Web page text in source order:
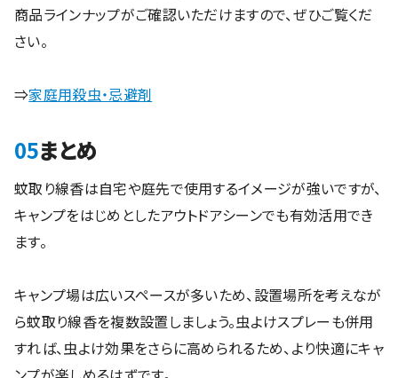
商品ラインナップがご確認いただけますので、ぜひご覧くだ
さい。
⇒家庭用殺虫・忌避剤
05まとめ
蚊取り線香は自宅や庭先で使用するイメージが強いですが、
キャンプをはじめとしたアウトドアシーンでも有効活用でき
ます。
キャンプ場は広いスペースが多いため、設置場所を考えなが
ら蚊取り線香を複数設置しましょう。虫よけスプレーも併用
すれば、虫よけ効果をさらに高められるため、より快適にキャ